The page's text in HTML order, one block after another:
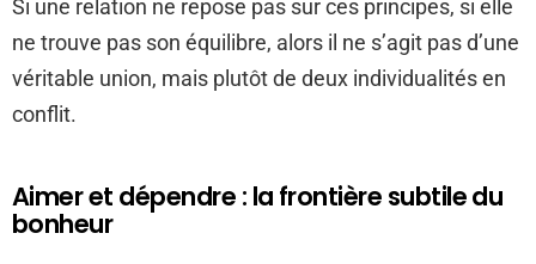
Si une relation ne repose pas sur ces principes, si elle
ne trouve pas son équilibre, alors il ne s’agit pas d’une
véritable union, mais plutôt de deux individualités en
conflit.
Aimer et dépendre : la frontière subtile du
bonheur